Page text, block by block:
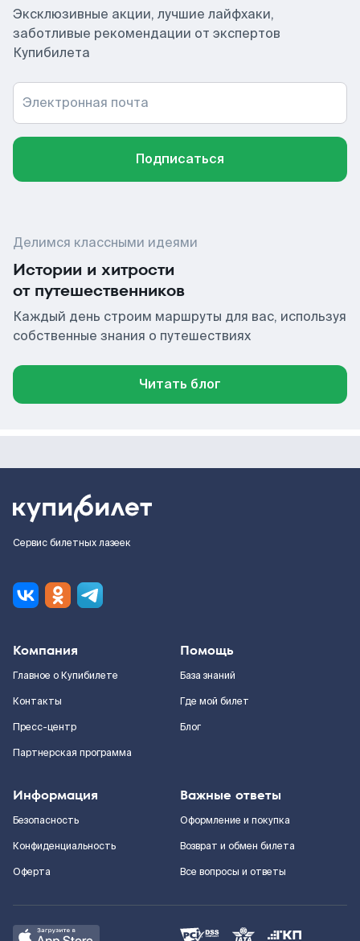
Эксклюзивные акции, лучшие лайфхаки,
заботливые рекомендации от экспертов
Купибилета
Электронная почта
Подписаться
Делимся классными идеями
Истории и хитрости
от путешественников
Каждый день строим маршруты для вас, используя
собственные знания о путешествиях
Читать блог
Сервис билетных лазеек
Компания
Главное о Купибилете
Контакты
Пресс-центр
Партнерская программа
Помощь
База знаний
Где мой билет
Блог
Информация
Безопасность
Конфиденциальность
Оферта
Важные ответы
Оформление и покупка
Возврат и обмен билета
Все вопросы и ответы